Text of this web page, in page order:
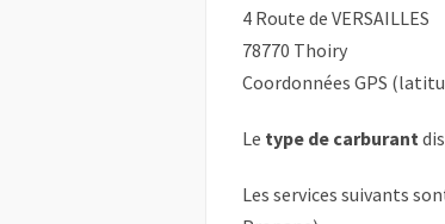
4 Route de VERSAILLES
78770 Thoiry
Coordonnées GPS
Le type de carburant
Les services suivants